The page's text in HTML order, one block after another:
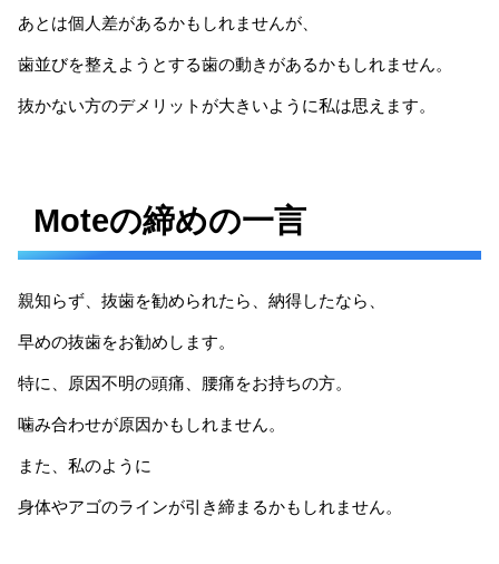
あとは個人差があるかもしれませんが、
歯並びを整えようとする歯の動きがあるかもしれません。
抜かない方のデメリットが大きいように私は思えます。
Moteの締めの一言
親知らず、抜歯を勧められたら、納得したなら、
早めの抜歯をお勧めします。
特に、原因不明の頭痛、腰痛をお持ちの方。
噛み合わせが原因かもしれません。
また、私のように
身体やアゴのラインが引き締まるかもしれません。